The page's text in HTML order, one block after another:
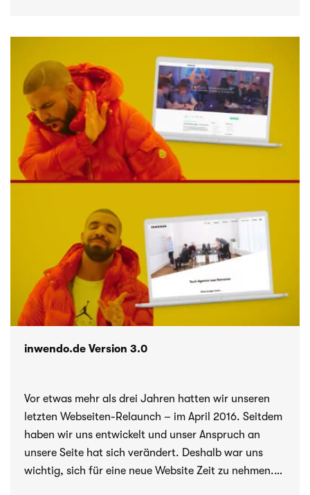
inwendo.de Version 3.0
Vor etwas mehr als drei Jahren hatten wir unseren
letzten Webseiten-Relaunch – im April 2016. Seitdem
haben wir uns entwickelt und unser Anspruch an
unsere Seite hat sich verändert. Deshalb war uns
wichtig, sich für eine neue Website Zeit zu nehmen.